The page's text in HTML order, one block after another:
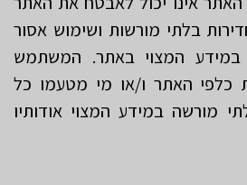
בלתי מורשות ושימוש אסור
במידע המצוי באתר. המשתמש
כלפי האתר ו/או מי מטעמו כל
מורשה במידע המצוי אודותיו